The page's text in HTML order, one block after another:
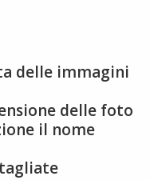
delle immagini
delle foto
il nome